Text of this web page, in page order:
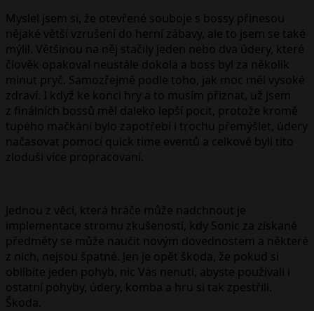
Myslel jsem si, že otevřené souboje s bossy přinesou
nějaké větší vzrušení do herní zábavy, ale to jsem se také
mýlil. Většinou na něj stačily jeden nebo dva údery, které
člověk opakoval neustále dokola a boss byl za několik
minut pryč. Samozřejmě podle toho, jak moc měl vysoké
zdraví. I když ke konci hry a to musím přiznat, už jsem
z finálních bossů měl daleko lepší pocit, protože kromě
tupého mačkání bylo zapotřebí i trochu přemýšlet, údery
načasovat pomocí quick time eventů a celkově byli tito
zloduši více propracovaní.
Jednou z věcí, která hráče může nadchnout je
implementace stromu zkušeností, kdy Sonic za získané
předměty se může naučit novým dovednostem a některé
z nich, nejsou špatné. Jen je opět škoda, že pokud si
oblíbíte jeden pohyb, nic Vás nenutí, abyste používali i
ostatní pohyby, údery, komba a hru si tak zpestřili.
Škoda.